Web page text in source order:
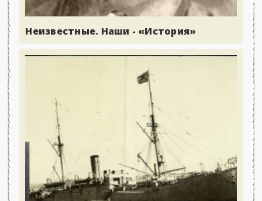
Неизвестные. Наши - «История»